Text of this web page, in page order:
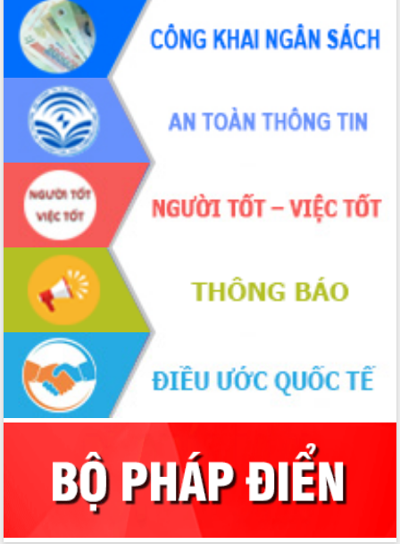
Nâng cao hiệu lực, hiệu quả HĐND
tỉnh thông qua hiện đại hóa hành chính
Xã Ea Phê gắn cải cách hành chính với
chuyển đổi số
Phó Chủ tịch Thường trực UBND tỉnh
Hồ Thị Nguyên Thảo làm việc tại Trung
tâm Phục vụ hành chính công xã Ea
Phê
Xây dựng nền hành chính số đồng
hành cùng nông dân dân, doanh nghiệp
Giai đoạn 2026-2030, Đắk Lắk phấn
đấu có 77% xã đạt chuẩn nông thôn
Chuyển đổi số 'mở đường' cho nông
nghiệp Đắk Lắk tăng trưởng bứt phá
Triển khai đồng bộ đo đạc, lập hồ sơ
địa chính, hoàn thiện cơ sở dữ liệu đất
Ứng dụng sinh trắc học - Bước tiến
trong hành trình chuyển đổi số tại Đắk
Lắk
Đắk Lắk nâng cao hiệu quả công tác
Đắk Lắk đẩy mạnh nuôi biển công
nghệ, hướng tới phát triển thủy sản
bền vững
Tập huấn nâng cao năng lực triển khai
chuyển đổi số cho cán bộ, công chức